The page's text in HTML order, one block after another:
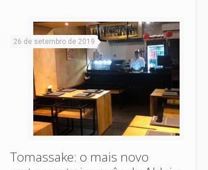
26 de setembro de 2019
Tomassake: o mais novo